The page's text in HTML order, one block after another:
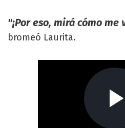
"¡Por eso, mirá cómo me
bromeó Laurita.